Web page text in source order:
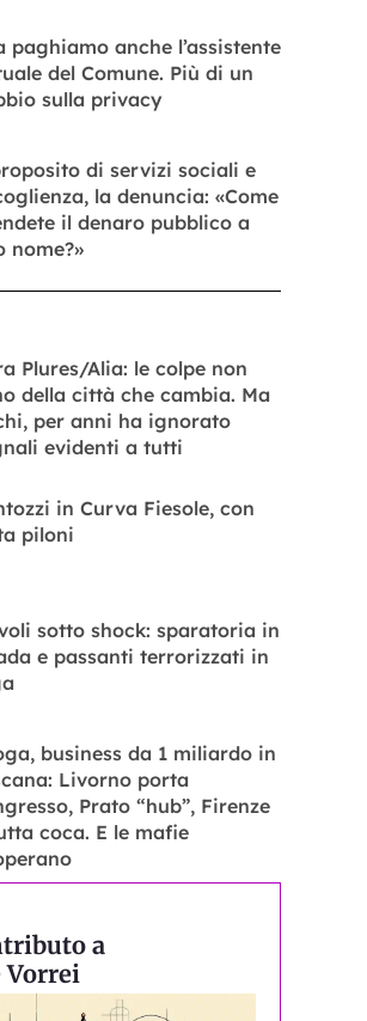
paghiamo anche l’assistente
del Comune. Più di un
sulla privacy
di servizi sociali e
la denuncia: «Come
il denaro pubblico a
nome?»
Plures/Alia: le colpe non
della città che cambia. Ma
per anni ha ignorato
evidenti a tutti
in Curva Fiesole, con
piloni
sotto shock: sparatoria in
e passanti terrorizzati in
business da 1 miliardo in
Livorno porta
Prato “hub”, Firenze
coca. E le mafie
a
Vorrei